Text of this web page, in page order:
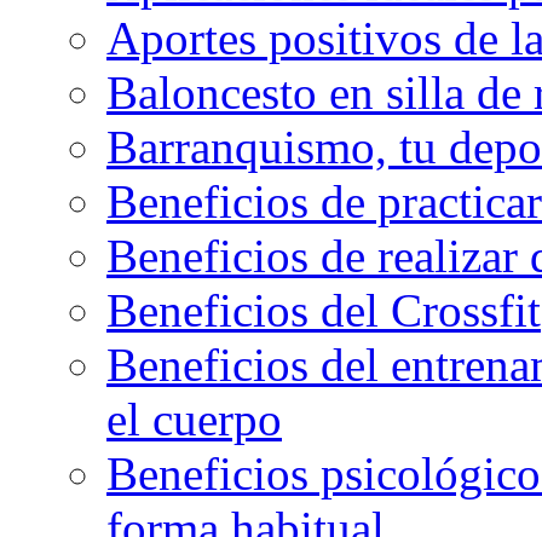
Aportes positivos de
Baloncesto en silla de
Barranquismo, tu
Beneficios de
Beneficios de realizar
Beneficios del Crossfit
Beneficios del
el cuerpo
Beneficios